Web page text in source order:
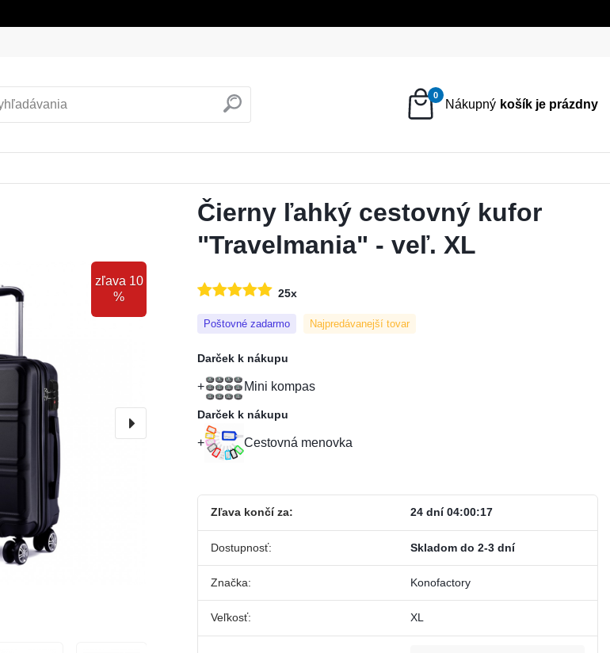
0
zľava 10
%
Čierny ľahký cestovný kufor
"Travelmania" - veľ. XL
Poštovné zadarmo Najpredávanejší tovar
25x
Darček k nákupu
Mini kompas
Darček k nákupu
Cestovná menovka
Zľava končí za: 24 dní 04:00:17
Dostupnosť: Skladom do 2-3 dní
Značka: Konofactory
Veľkosť: XL